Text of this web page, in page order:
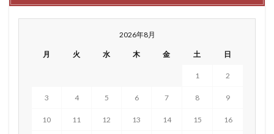
2026年8月
月 火 水 木 金 土 日
1 2
3 4 5 6 7 8 9
10 11 12 13 14 15 16